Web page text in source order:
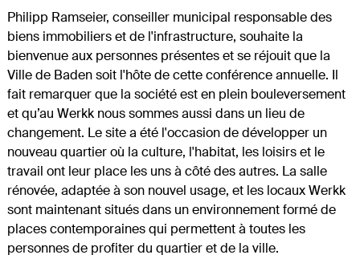
Philipp Ramseier, conseiller municipal responsable des
biens immobiliers et de l'infrastructure, souhaite la
bienvenue aux personnes présentes et se réjouit que la
Ville de Baden soit l'hôte de cette conférence annuelle. Il
fait remarquer que la société est en plein bouleversement
et qu’au Werkk nous sommes aussi dans un lieu de
changement. Le site a été l'occasion de développer un
nouveau quartier où la culture, l'habitat, les loisirs et le
travail ont leur place les uns à côté des autres. La salle
rénovée, adaptée à son nouvel usage, et les locaux Werkk
sont maintenant situés dans un environnement formé de
places contemporaines qui permettent à toutes les
personnes de profiter du quartier et de la ville.